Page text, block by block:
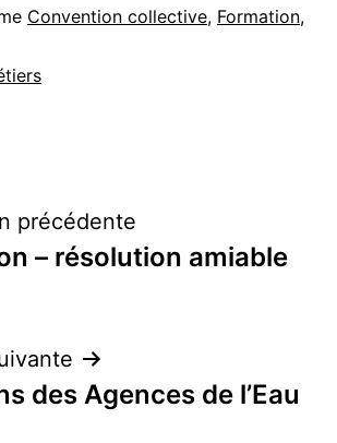
Convention collective, Formation,
précédente
– résolution amiable
des Agences de l’Eau